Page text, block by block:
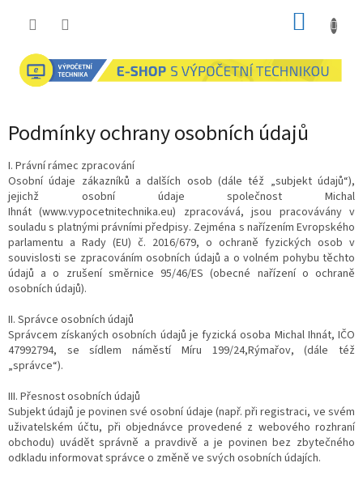
Podmínky ochrany osobních údajů
I. Právní rámec zpracování
Osobní údaje zákazníků a dalších osob (dále též „subjekt údajů“),
jejichž osobní údaje společnost Michal
Ihnát (www.vypocetnitechnika.eu) zpracovává, jsou pracovávány v
souladu s platnými právními předpisy. Zejména s nařízením Evropského
parlamentu a Rady (EU) č. 2016/679, o ochraně fyzických osob v
souvislosti se zpracováním osobních údajů a o volném pohybu těchto
údajů a o zrušení směrnice 95/46/ES (obecné nařízení o ochraně
osobních údajů).
II. Správce osobních údajů
Správcem získaných osobních údajů je fyzická osoba Michal Ihnát, IČO
47992794, se sídlem náměstí Míru 199/24,Rýmařov, (dále též
„správce“).
III. Přesnost osobních údajů
Subjekt údajů je povinen své osobní údaje (např. při registraci, ve svém
uživatelském účtu, při objednávce provedené z webového rozhraní
obchodu) uvádět správně a pravdivě a je povinen bez zbytečného
odkladu informovat správce o změně ve svých osobních údajích.